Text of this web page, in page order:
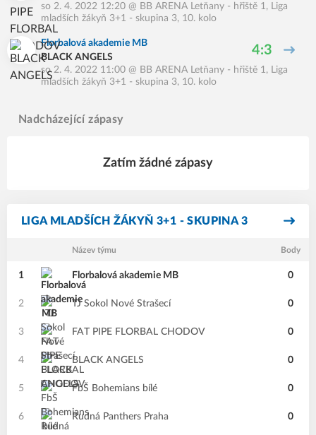
so 2. 4. 2022 12:20 @ BB ARENA Letňany - hřiště 1, Liga
mladších žákyň 3+1 - skupina 3, 10. kolo
Florbalová akademie MB
BLACK ANGELS
4:3
so 2. 4. 2022 11:00 @ BB ARENA Letňany - hřiště 1, Liga
mladších žákyň 3+1 - skupina 3, 10. kolo
Nadcházející zápasy
Zatím žádné zápasy
LIGA MLADŠÍCH ŽÁKYŇ 3+1 - SKUPINA 3
Název týmu Body
1 Florbalová akademie MB 0
2 TJ Sokol Nové Strašecí 0
3 FAT PIPE FLORBAL CHODOV 0
4 BLACK ANGELS 0
5 FbŠ Bohemians bílé 0
6 Rudná Panthers Praha 0